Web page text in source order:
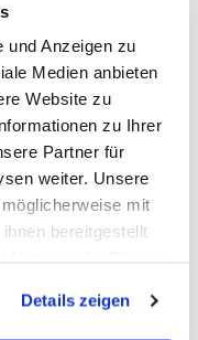
und Anzeigen zu
Medien anbieten
Website zu
zu Ihrer
Partner für
weiter. Unsere
mit
bereitgestellt
Details zeigen